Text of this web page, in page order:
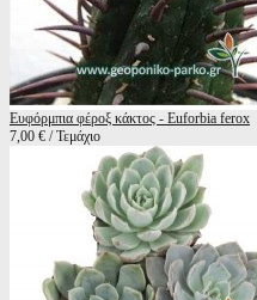
Ευφόρμπια φέροξ κάκτος - Euforbia ferox
7,00 € / Τεμάχιο